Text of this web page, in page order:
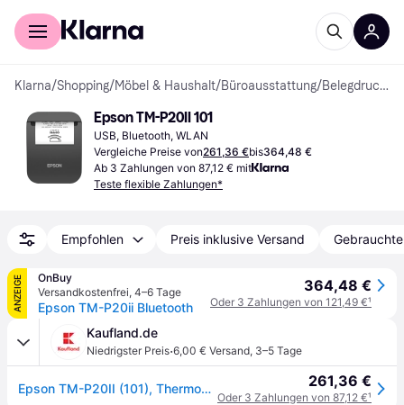
Für Shopper
Klarna/Shopping/Möbel & Haushalt/Büroausstattung/ Belegdrucker
Epson TM-P20II 101
USB, Bluetooth, WLAN
Vergleiche Preise von261,36 €bis364,48 €
Ab 3 Zahlungen von 87,12 € mit
Teste flexible Zahlungen*
Empfohlen Preis inklusive Versand
ANZEIGE
OnBuy
Versandkostenfrei, 4–6 Tage
Epson TM-P20ii Bluetooth
364,48 €
Oder 3 Zahlungen von 121,49 €¹
Kaufland.de
Niedrigster Preis·6,00 € Versand, 3–5 Tage
Epson TM-P20II (101), Thermodruck, Mobiler Drucker, 203 x 203 DPI, 100 mm/sek, Ober- & Vorderseite, 75 µm 261,36 €
Oder 3 Zahlungen von 87,12 €¹